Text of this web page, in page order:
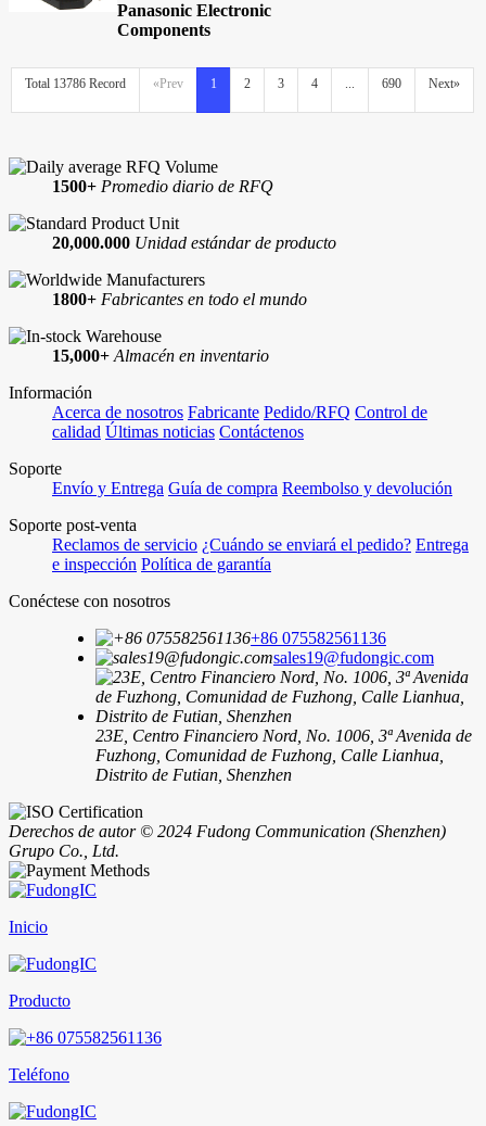
Panasonic Electronic
Components
Total 13786 Record «Prev 1 2 3 4 ... 690 Next»
1500+ Promedio diario de RFQ
20,000.000 Unidad estándar de producto
1800+ Fabricantes en todo el mundo
15,000+ Almacén en inventario
Información
Acerca de nosotros Fabricante Pedido/RFQ Control de
calidad Últimas noticias Contáctenos
Soporte
Envío y Entrega Guía de compra Reembolso y devolución
Soporte post-venta
Reclamos de servicio ¿Cuándo se enviará el pedido? Entrega
e inspección Política de garantía
Conéctese con nosotros
+86 075582561136
sales19@fudongic.com
23E, Centro Financiero Nord, No. 1006, 3ª Avenida de
Fuzhong, Comunidad de Fuzhong, Calle Lianhua,
Distrito de Futian, Shenzhen
Derechos de autor © 2024 Fudong Communication (Shenzhen)
Grupo Co., Ltd.
Inicio
Producto
Teléfono